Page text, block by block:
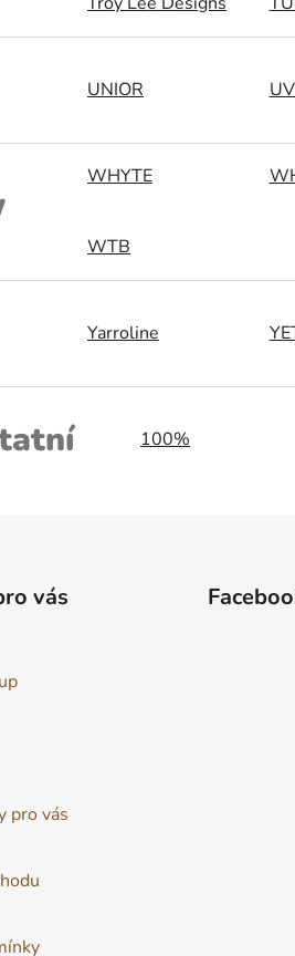
UNIOR
WHYTE
WTB
Yarroline
100%
vás
pro vás